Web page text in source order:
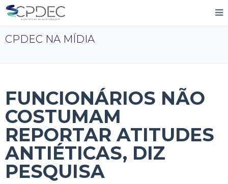
CPDEC NA MÍDIA
FUNCIONÁRIOS NÃO
COSTUMAM
REPORTAR ATITUDES
ANTIÉTICAS, DIZ
PESQUISA